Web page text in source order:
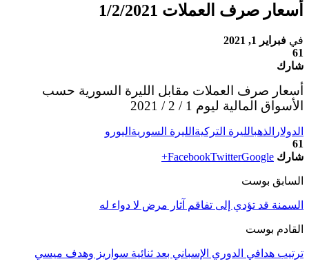
أسعار صرف العملات 1/2/2021
في فبراير 1, 2021
61
شارك
أسعار صرف العملات مقابل الليرة السورية حسب
الأسواق المالية ليوم 1 / 2 / 2021
الدولار الذهبالليرة التركية الليرة السورية اليورو
61
شارك
FacebookTwitterGoogle+
السابق بوست
السمنة قد تؤدي إلى تفاقم آثار مرض لا دواء له
القادم بوست
ترتيب هدافي الدوري الإسباني بعد ثنائية سواريز وهدف ميسي